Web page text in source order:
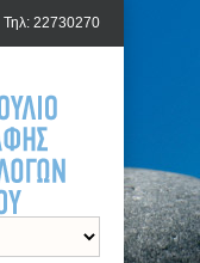
Τηλ: 22730270